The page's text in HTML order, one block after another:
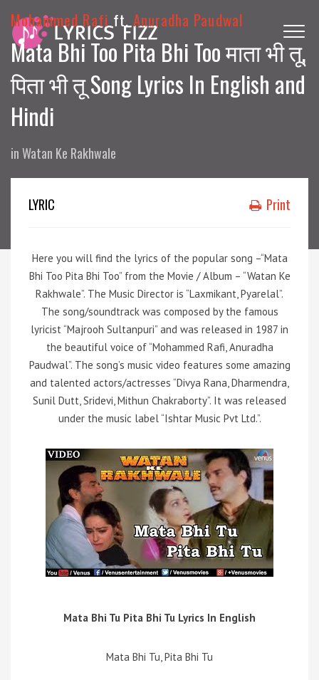
Mohammed Rafi ft. Anuradha Paudwal
Mata Bhi Too Pita Bhi Too माता भी तू,
पिता भी तू Song Lyrics In English and
Hindi
inWatan Ke Rakhwale
LYRIC Print
Here you will find the lyrics of the popular song –“Mata
Bhi Too Pita Bhi Too” from the Movie / Album – “Watan Ke
Rakhwale”. The Music Director is “Laxmikant, Pyarelal”.
The song/soundtrack was composed by the famous
lyricist “Majrooh Sultanpuri” and was released in 1987 in
the beautiful voice of “Mohammed Rafi, Anuradha
Paudwal”. The song’s music video features some amazing
and talented actors/actresses “Divya Rana, Dharmendra,
Sunil Dutt, Sridevi, Mithun Chakraborty”. It was released
under the music label “Ishtar Music Pvt Ltd.”.
Mata Bhi Tu Pita Bhi Tu Lyrics In English
Mata Bhi Tu, Pita Bhi Tu